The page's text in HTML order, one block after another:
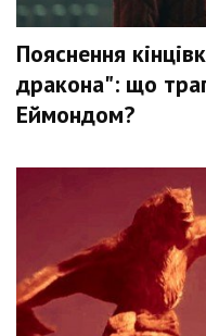
Пояснення
дракона": що
Еймондом?